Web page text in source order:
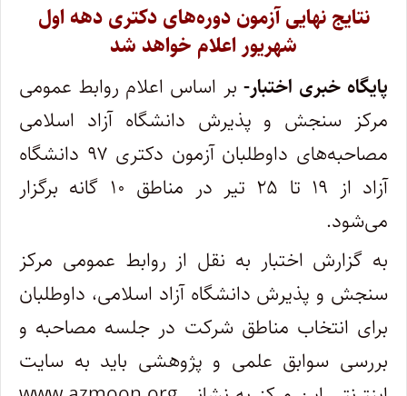
نتایج نهایی آزمون دوره‌های دکتری دهه اول
شهریور اعلام خواهد شد
پایگاه خبری اختبار- بر اساس اعلام روابط عمومی
مرکز سنجش و پذیرش دانشگاه آزاد اسلامی
مصاحبه‌های داوطلبان آزمون دکتری ۹۷ دانشگاه
آزاد از ۱۹ تا ۲۵ تیر در مناطق ۱۰ گانه برگزار
می‌شود.
به گزارش اختبار به نقل از روابط عمومی مرکز
سنجش و پذیرش دانشگاه آزاد اسلامی، داوطلبان
برای انتخاب مناطق شرکت در جلسه مصاحبه و
بررسی سوابق علمی و پژوهشی باید به سایت